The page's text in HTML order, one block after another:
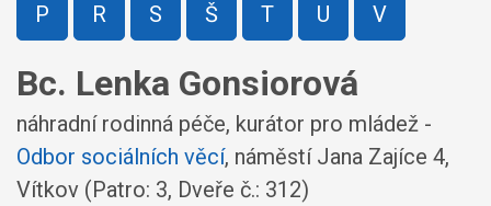
P R S Š T U V
Bc. Lenka Gonsiorová
náhradní rodinná péče, kurátor pro mládež -
Odbor sociálních věcí, náměstí Jana Zajíce 4,
Vítkov (Patro: 3, Dveře č.: 312)